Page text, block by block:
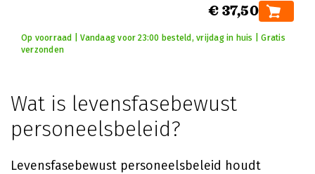
€ 37,50
Op voorraad | Vandaag voor 23:00 besteld, vrijdag in huis | Gratis
verzonden
Wat is levensfasebewust
personeelsbeleid?
Levensfasebewust personeelsbeleid houdt